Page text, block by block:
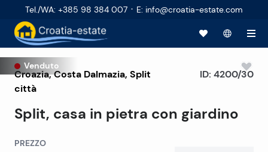
Tel./WA: +385 98 384 007 · E: info@croatia-estate.com
Venduto
Croazia,Costa Dalmazia, Split
città
Split, casa in pietra con giardino
ID: 4200/30
PREZZO